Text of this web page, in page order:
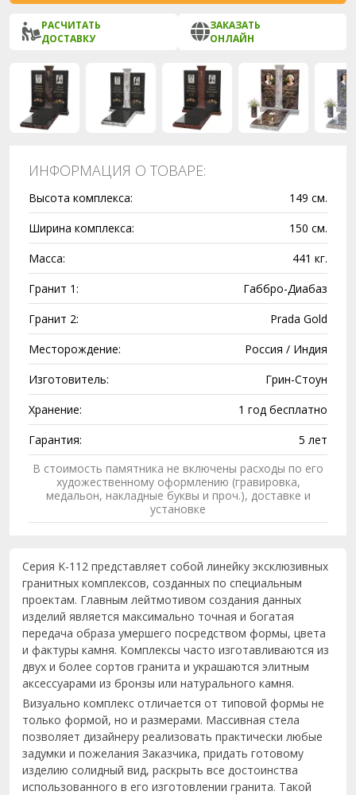
РАСЧИТАТЬ
ДОСТАВКУ
ЗАКАЗАТЬ
ОНЛАЙН
ИНФОРМАЦИЯ О ТОВАРЕ:
Высота комплекса:
149 см.
Ширина комплекса:
150 см.
Масса:
441 кг.
Гранит 1:
Габбро-Диабаз
Гранит 2:
Prada Gold
Месторождение:
Россия / Индия
Изготовитель:
Грин-Стоун
Хранение:
1 год бесплатно
Гарантия:
5 лет
В стоимость памятника не включены расходы по его
художественному оформлению (гравировка,
медальон, накладные буквы и проч.), доставке и
установке
Серия K-112 представляет собой линейку эксклюзивных
гранитных комплексов, созданных по специальным
проектам. Главным лейтмотивом создания данных
изделий является максимально точная и богатая
передача образа умершего посредством формы, цвета
и фактуры камня. Комплексы часто изготавливаются из
двух и более сортов гранита и украшаются элитным
аксессуарами из бронзы или натурального камня.
Визуально комплекс отличается от типовой формы не
только формой, но и размерами. Массивная стела
позволяет дизайнеру реализовать практически любые
задумки и пожелания Заказчика, придать готовому
изделию солидный вид, раскрыть все достоинства
использованного в его изготовлении гранита. Такой